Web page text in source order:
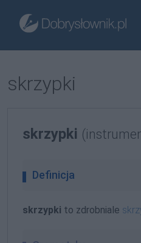
skrzypki
skrzypki
Definicja
skrzypki to zdrobniale